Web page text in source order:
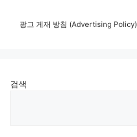
광고 게재 방침 (Advertising Policy)
검색